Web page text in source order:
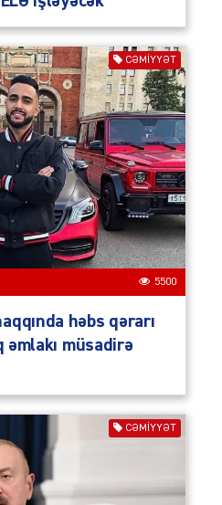
CƏMIYYƏT
5500
həbs qərarı
müsadirə
CƏMIYYƏT